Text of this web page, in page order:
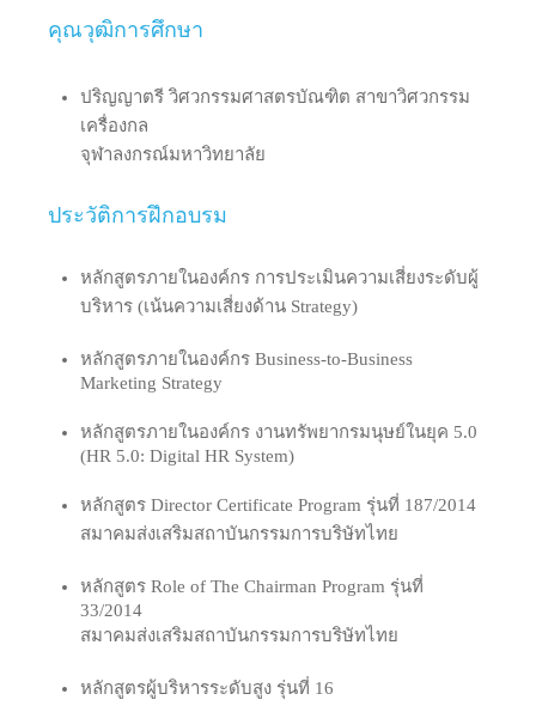
คุณวุฒิการศึกษา
ปริญญาตรี วิศวกรรมศาสตรบัณฑิต สาขาวิศวกรรม
เครื่องกล
จุฬาลงกรณ์มหาวิทยาลัย
ประวัติการฝึกอบรม
หลักสูตรภายในองค์กร การประเมินความเสี่ยงระดับผู้
บริหาร (เน้นความเสี่ยงด้าน Strategy)
หลักสูตรภายในองค์กร Business-to-Business
Marketing Strategy
หลักสูตรภายในองค์กร งานทรัพยากรมนุษย์ในยุค 5.0
(HR 5.0: Digital HR System)
หลักสูตร Director Certificate Program รุ่นที่ 187/2014
สมาคมส่งเสริมสถาบันกรรมการบริษัทไทย
หลักสูตร Role of The Chairman Program รุ่นที่
33/2014
สมาคมส่งเสริมสถาบันกรรมการบริษัทไทย
หลักสูตรผู้บริหาร​ระดับ​สูง รุ่นที่ 16